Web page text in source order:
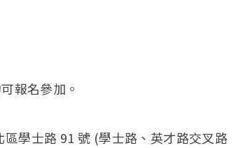
報名參加。
學士路 91 號 (學士路、英才路交叉路